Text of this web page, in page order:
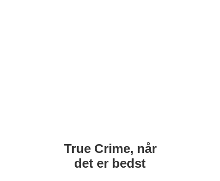
True Crime, når
det er bedst